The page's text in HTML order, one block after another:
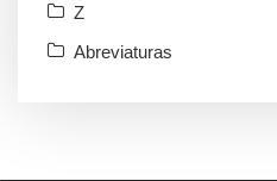
Z
Abreviaturas